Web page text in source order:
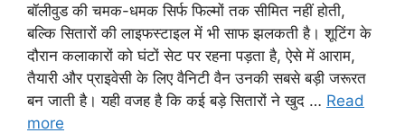
बॉलीवुड की चमक-धमक सिर्फ फिल्मों तक सीमित नहीं होती,
बल्कि सितारों की लाइफस्टाइल में भी साफ झलकती है। शूटिंग के
दौरान कलाकारों को घंटों सेट पर रहना पड़ता है, ऐसे में आराम,
तैयारी और प्राइवेसी के लिए वैनिटी वैन उनकी सबसे बड़ी जरूरत
बन जाती है। यही वजह है कि कई बड़े सितारों ने खुद … Read
more